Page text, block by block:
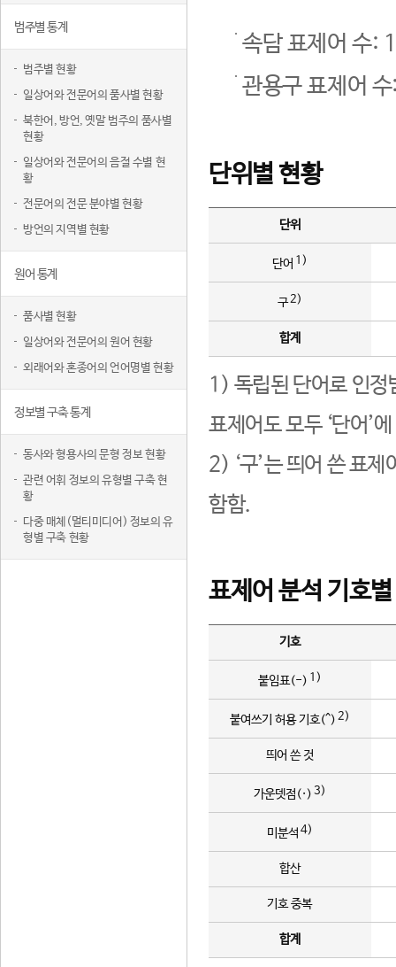
범주별 통계
범주별 현황
일상어와 전문어의 품사별 현황
북한어, 방언, 옛말 범주의 품사별
현황
일상어와 전문어의 음절 수별 현
황
전문어의 전문 분야별 현황
방언의 지역별 현황
원어 통계
품사별 현황
일상어와 전문어의 원어 현황
외래어와 혼종어의 언어명별 현황
정보별 구축 통계
동사와 형용사의 문형 정보 현황
관련 어휘 정보의 유형별 구축 현
황
다중 매체(멀티미디어) 정보의 유
형별 구축 현황
속담 표제어 수:
관용구 표제어
단위별 현황
단위
단어 1)
구2)
합계
1) 독립된 단어로 인정
표제어도 모두 ‘단어’
2) ‘구’는 띄어 쓴 표
함함.
표제어 분석 기호
기호
붙임표(-) 1)
붙여쓰기 허용 기호(^) 2)
띄어 쓴 것
가운뎃점(·) 3)
미분석 4)
합산
기호 중복
합계